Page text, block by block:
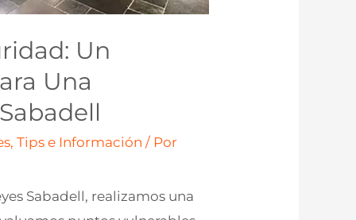
Un
Una
Tips e Información / Por
Sabadell, realizamos una